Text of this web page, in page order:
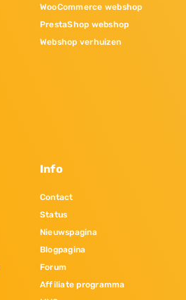
WooCommerce webshop
PrestaShop webshop
Webshop verhuizen
Info
Contact
Status
Nieuwspagina
Blogpagina
Forum
Affiliate programma